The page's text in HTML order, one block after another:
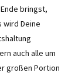
bringst,
wird Deine
auch alle um
großen Portion